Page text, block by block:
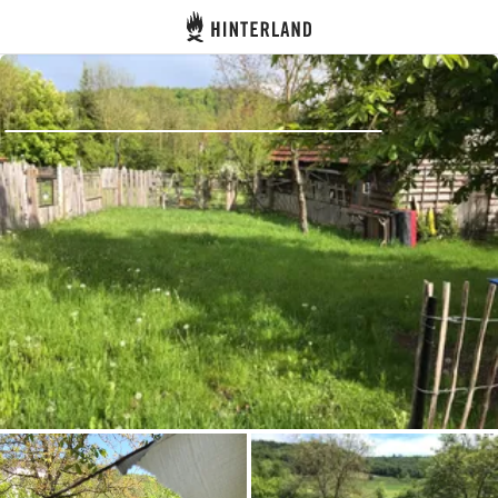
Hinterland
Accedi
Registro
Diventare Host
Piazzole
Alloggi
Pianificazione viaggio